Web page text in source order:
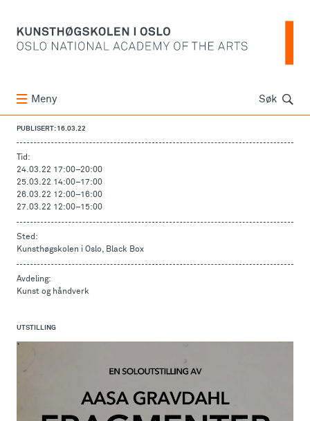
Meny Søk Søk
PUBLISERT: 16.03.22
Tid:
24.03.22 17:00–20:00
25.03.22 14:00–17:00
26.03.22 12:00–16:00
27.03.22 12:00–15:00
Sted:
Kunsthøgskolen i Oslo, Black Box
Avdeling:
Kunst og håndverk
UTSTILLING